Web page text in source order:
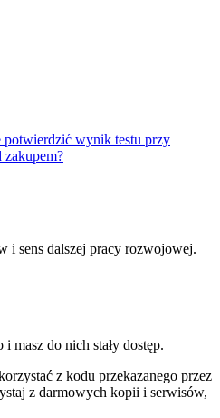
potwierdzić wynik testu przy
zakupem?
i sens dalszej pracy rozwojowej.
do nich stały dostęp.
z kodu przekazanego przez
z darmowych kopii i serwisów,